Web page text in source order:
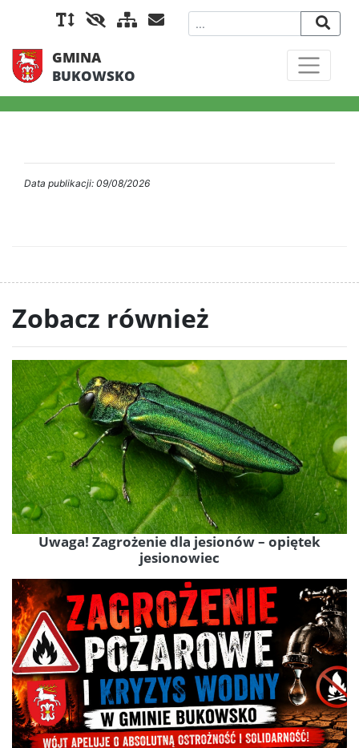
GMINA
BUKOWSKO
Data publikacji: 09/08/2026
Zobacz również
Uwaga! Zagrożenie dla jesionów – opiętek
jesionowiec